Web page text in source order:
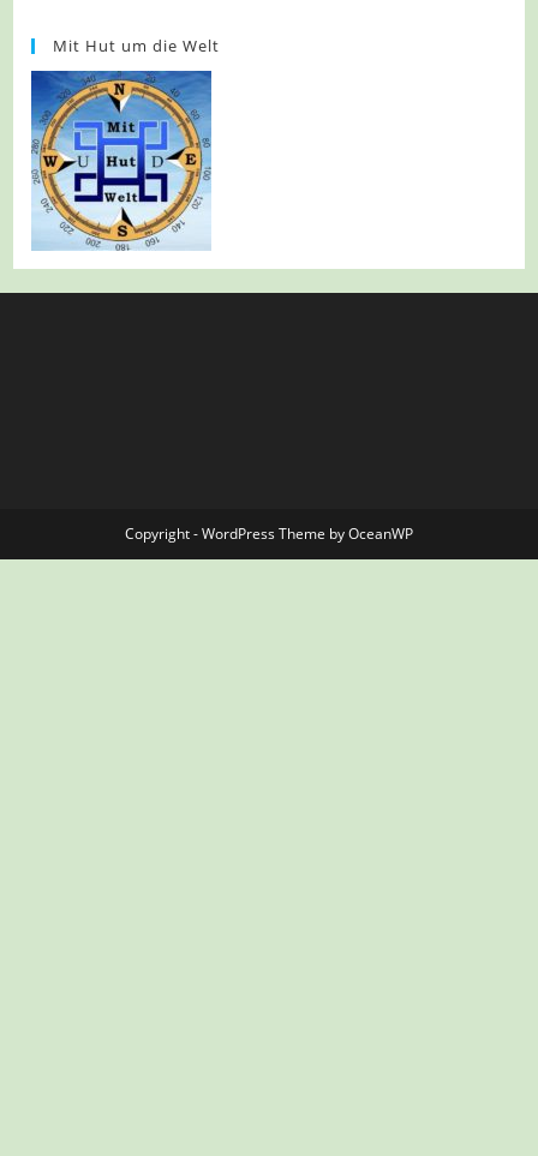
Mit Hut um die Welt
Copyright - WordPress Theme by OceanWP